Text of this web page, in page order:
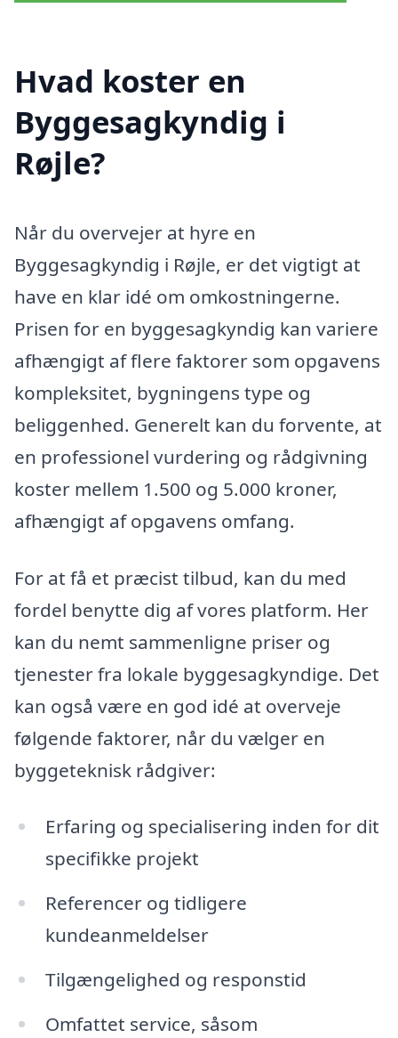
Hvad koster en
Byggesagkyndig i
Røjle?
Når du overvejer at hyre en
Byggesagkyndig i Røjle, er det vigtigt at
have en klar idé om omkostningerne.
Prisen for en byggesagkyndig kan variere
afhængigt af flere faktorer som opgavens
kompleksitet, bygningens type og
beliggenhed. Generelt kan du forvente, at
en professionel vurdering og rådgivning
koster mellem 1.500 og 5.000 kroner,
afhængigt af opgavens omfang.
For at få et præcist tilbud, kan du med
fordel benytte dig af vores platform. Her
kan du nemt sammenligne priser og
tjenester fra lokale byggesagkyndige. Det
kan også være en god idé at overveje
følgende faktorer, når du vælger en
byggeteknisk rådgiver:
Erfaring og specialisering inden for dit
specifikke projekt
Referencer og tidligere
kundeanmeldelser
Tilgængelighed og responstid
Omfattet service, såsom